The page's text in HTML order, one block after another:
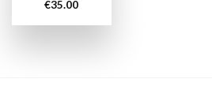
€35.00